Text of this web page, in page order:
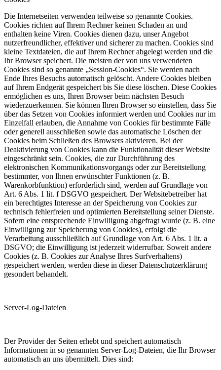
Die Internetseiten verwenden teilweise so genannte Cookies.
Cookies richten auf Ihrem Rechner keinen Schaden an und
enthalten keine Viren. Cookies dienen dazu, unser Angebot
nutzerfreundlicher, effektiver und sicherer zu machen. Cookies sind
kleine Textdateien, die auf Ihrem Rechner abgelegt werden und die
Ihr Browser speichert. Die meisten der von uns verwendeten
Cookies sind so genannte „Session-Cookies“. Sie werden nach
Ende Ihres Besuchs automatisch gelöscht. Andere Cookies bleiben
auf Ihrem Endgerät gespeichert bis Sie diese löschen. Diese Cookies
ermöglichen es uns, Ihren Browser beim nächsten Besuch
wiederzuerkennen. Sie können Ihren Browser so einstellen, dass Sie
über das Setzen von Cookies informiert werden und Cookies nur im
Einzelfall erlauben, die Annahme von Cookies für bestimmte Fälle
oder generell ausschließen sowie das automatische Löschen der
Cookies beim Schließen des Browsers aktivieren. Bei der
Deaktivierung von Cookies kann die Funktionalität dieser Website
eingeschränkt sein. Cookies, die zur Durchführung des
elektronischen Kommunikationsvorgangs oder zur Bereitstellung
bestimmter, von Ihnen erwünschter Funktionen (z. B.
Warenkorbfunktion) erforderlich sind, werden auf Grundlage von
Art. 6 Abs. 1 lit. f DSGVO gespeichert. Der Websitebetreiber hat
ein berechtigtes Interesse an der Speicherung von Cookies zur
technisch fehlerfreien und optimierten Bereitstellung seiner Dienste.
Sofern eine entsprechende Einwilligung abgefragt wurde (z. B. eine
Einwilligung zur Speicherung von Cookies), erfolgt die
Verarbeitung ausschließlich auf Grundlage von Art. 6 Abs. 1 lit. a
DSGVO; die Einwilligung ist jederzeit widerrufbar. Soweit andere
Cookies (z. B. Cookies zur Analyse Ihres Surfverhaltens)
gespeichert werden, werden diese in dieser Datenschutzerklärung
gesondert behandelt.
Server-Log-Dateien
Der Provider der Seiten erhebt und speichert automatisch
Informationen in so genannten Server-Log-Dateien, die Ihr Browser
automatisch an uns übermittelt. Dies sind: